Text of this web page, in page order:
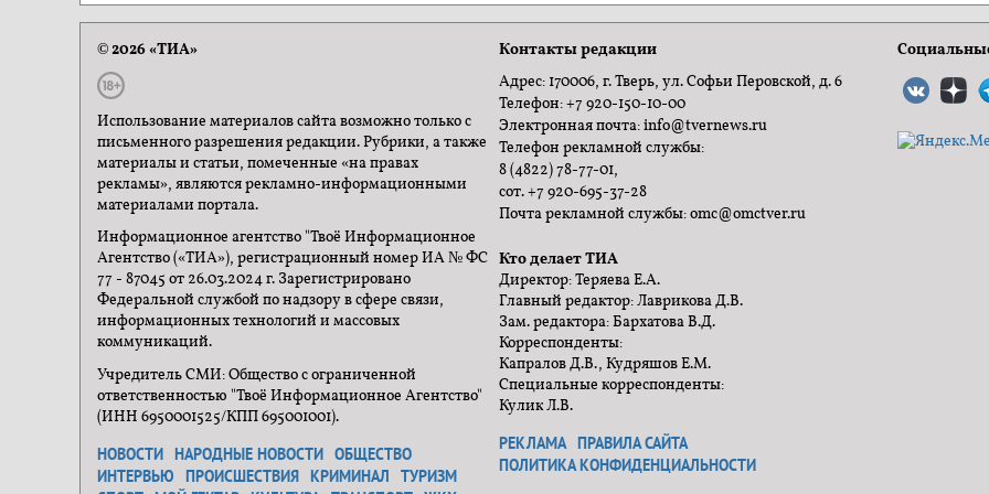
© 2026 «ТИА»
Использование материалов сайта возможно только с
письменного разрешения редакции. Рубрики, а также
материалы и статьи, помеченные «на правах
рекламы», являются рекламно-информационными
материалами портала.
Информационное агентство "Твоё Информационное
Агентство («ТИА»), регистрационный номер ИА № ФС
77 - 87045 от 26.03.2024 г. Зарегистрировано
Федеральной службой по надзору в сфере связи,
информационных технологий и массовых
коммуникаций.
Учредитель СМИ: Общество с ограниченной
ответственностью "Твоё Информационное Агентство"
(ИНН 6950001525/КПП 695001001).
НОВОСТИ НАРОДНЫЕ НОВОСТИ ОБЩЕСТВО
ИНТЕРВЬЮ
ПРОИСШЕСТВИЯ КРИМИНАЛ
ТУРИЗМ
Контакты редакции
Адрес: 170006, г. Тверь, ул. Софьи Перовской, д. 6
Телефон: +7 920-150-10-00
Электронная почта: info@tvernews.ru
Телефон рекламной службы:
8 (4822) 78-77-01,
сот. +7 920-695-37-28
Почта рекламной службы: omc@omctver.ru
Кто делает ТИА
Директор: Теряева Е.А.
Главный редактор: Лаврикова Д.В.
Зам. редактора: Бархатова В.Д.
Корреспонденты:
Капралов Д.В., Кудряшов Е.М.
Специальные корреспонденты:
Кулик Л.В.
РЕКЛАМА ПРАВИЛА САЙТА
ПОЛИТИКА КОНФИДЕНЦИАЛЬНОСТИ